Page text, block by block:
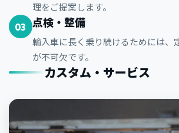
理をご提案します。
03 点検・整備
輸入車に長く乗り続けるためには、
が不可欠です。
カスタム・サービス